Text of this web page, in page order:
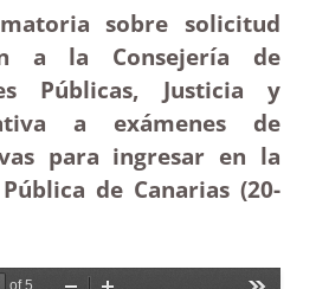
sobre solicitud
a la Consejería de
Públicas, Justicia y
a exámenes de
para ingresar en la
de Canarias (20-